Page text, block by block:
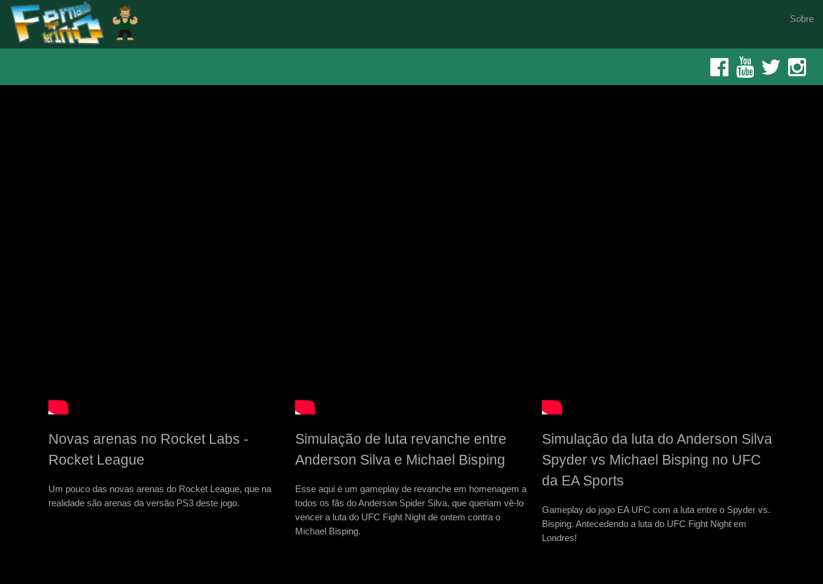
Sobre
Novas arenas no Rocket Labs -
Rocket League
Um pouco das novas arenas do Rocket League, que na
realidade são arenas da versão PS3 deste jogo.
Simulação de luta revanche entre
Anderson Silva e Michael Bisping
Esse aqui é um gameplay de revanche em homenagem a
todos os fãs do Anderson Spider Silva, que queriam vê-lo
vencer a luta do UFC Fight Night de ontem contra o
Michael Bisping.
Simulação da luta do Anderson Silva
Spyder vs Michael Bisping no UFC
da EA Sports
Gameplay do jogo EA UFC com a luta entre o Spyder vs.
Bisping. Antecedendo a luta do UFC Fight Night em
Londres!